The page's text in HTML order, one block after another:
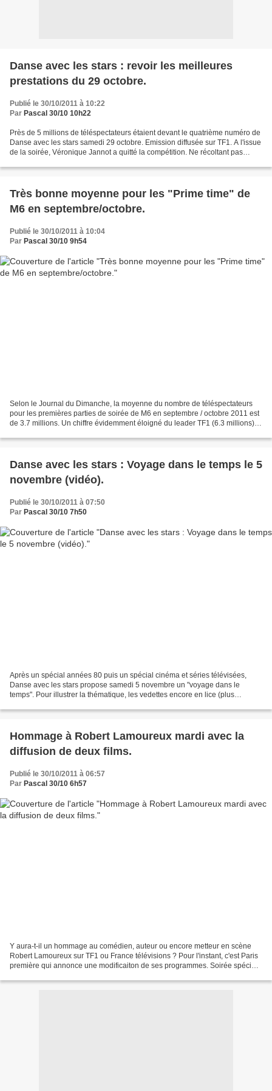
Danse avec les stars : revoir les meilleures
prestations du 29 octobre.
Publié le 30/10/2011 à 10:22
Par Pascal 30/10 10h22
Près de 5 millions de téléspectateurs étaient devant le quatrième numéro de
Danse avec les stars samedi 29 octobre. Emission diffusée sur TF1. A l'issue
de la soirée, Véronique Jannot a quitté la compétition. Ne récoltant pas
Très bonne moyenne pour les "Prime time" de
M6 en septembre/octobre.
Publié le 30/10/2011 à 10:04
Par Pascal 30/10 9h54
Selon le Journal du Dimanche, la moyenne du nombre de téléspectateurs
pour les premières parties de soirée de M6 en septembre / octobre 2011 est
de 3.7 millions. Un chiffre évidemment éloigné du leader TF1 (6.3 millions),
Danse avec les stars : Voyage dans le temps le 5
novembre (vidéo).
Publié le 30/10/2011 à 07:50
Par Pascal 30/10 7h50
Après un spécial années 80 puis un spécial cinéma et séries télévisées,
Danse avec les stars propose samedi 5 novembre un "voyage dans le
temps". Pour illustrer la thématique, les vedettes encore en lice (plus
Hommage à Robert Lamoureux mardi avec la
diffusion de deux films.
Publié le 30/10/2011 à 06:57
Par Pascal 30/10 6h57
Y aura-t-il un hommage au comédien, auteur ou encore metteur en scène
Robert Lamoureux sur TF1 ou France télévisions ? Pour l'instant, c'est Paris
première qui annonce une modificaiton de ses programmes. Soirée spéciale